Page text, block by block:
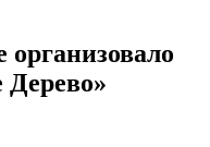
организовало
Дерево»